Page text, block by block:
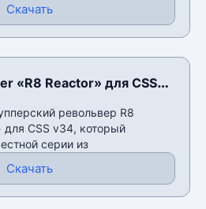
Скачать
«R8 Reactor» для CSS
револьвер R8
для CSS v34, который
серии из
Скачать